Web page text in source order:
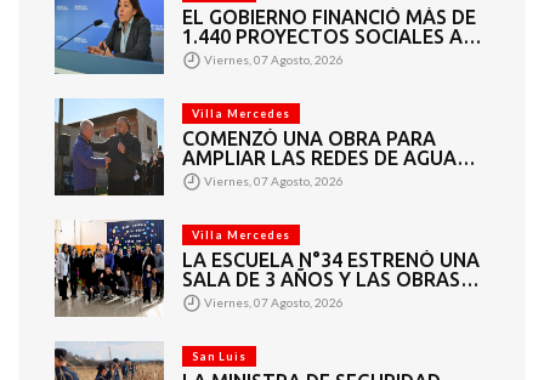
EL GOBIERNO FINANCIÓ MÁS DE
1.440 PROYECTOS SOCIALES A
2.200 ENTIDADES DE TODA LA
PROVINCIA
Viernes, 07 Agosto, 2026
Villa Mercedes
COMENZÓ UNA OBRA PARA
AMPLIAR LAS REDES DE AGUA
POTABLE Y CLOACAS EN VILLA
MERCEDES
Viernes, 07 Agosto, 2026
Villa Mercedes
LA ESCUELA N°34 ESTRENÓ UNA
SALA DE 3 AÑOS Y LAS OBRAS
QUE PERMITEN COMPLETAR EL
CICLO SECUNDARIO
Viernes, 07 Agosto, 2026
San Luis